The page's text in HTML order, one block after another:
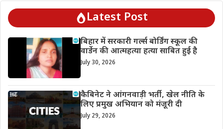
Latest Post
बिहार में सरकारी गर्ल्स बोर्डिंग स्कूल की
वार्डेन की आत्महत्या हत्या साबित हुई है
July 30, 2026
कैबिनेट ने आंगनवाड़ी भर्ती, खेल नीति के
लिए प्रमुख अभियान को मंजूरी दी
July 29, 2026